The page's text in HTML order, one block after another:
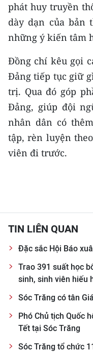
phát huy truyền
dày dạn của bản
những ý kiến tâm
Đồng chí kêu gọi
Đảng tiếp tục giữ
trị. Qua đó góp
Đảng, giúp đội
nhân dân có
tập, rèn luyện
viên đi trước.
TIN LIÊN QUAN
Đặc sắc Hội Báo
Trao 391 suất học
sinh, sinh viên hiếu
Sóc Trăng có tân
Phó Chủ tịch Quốc
Tết tại Sóc Trăng
Sóc Trăng tổ chức